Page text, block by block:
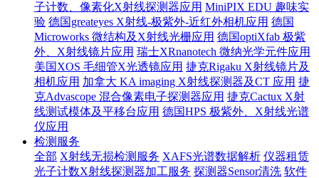
子计数、像素化X射线探测器应用 MiniPIX EDU 趣味实
验 德国greateyes X射线-极紫外-近红外相机应用 德国
Microworks 微结构及X射线光栅应用 德国optiXfab 极紫
外、X射线镜片应用 瑞士XRnanotech 微纳光学元件应用
美国XOS 毛细管X光透镜应用 捷克Rigaku X射线镜片及
相机应用 加拿大 KA imaging X射线探测器及CT 应用 捷
克Advascope 混合像素电子探测器应用 捷克Cactux X射
线测试模体及平移台应用 德国HPS 极紫外、X射线光谱
仪应用
检测服务
全部 X射线无损检测服务 XAFS光谱数据解析 仪器租赁
光子计数X射线探测器加工服务 探测器Sensor清洗 软件